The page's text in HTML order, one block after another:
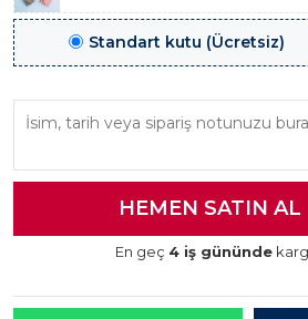
Standart kutu (Ücretsiz)
En geç 4 iş gününde